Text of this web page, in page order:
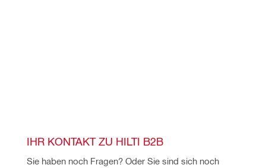
IHR KONTAKT ZU HILTI B2B
Sie haben noch Fragen? Oder Sie sind sich noch